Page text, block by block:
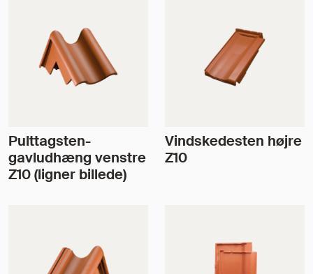
Pulttagsten-
gavludhæng venstre
Z10 (ligner billede)
Vindskedesten højre
Z10